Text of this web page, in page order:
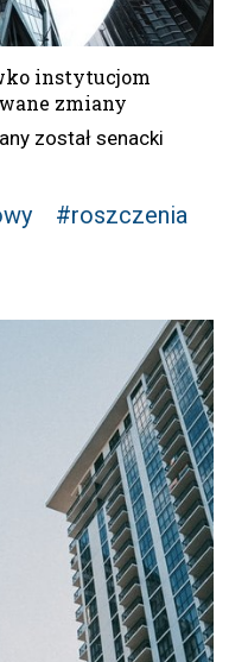
instytucjom
zmiany
został senacki
#roszczenia